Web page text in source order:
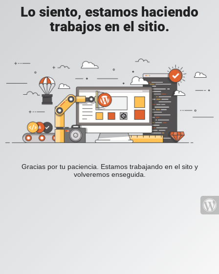
Lo siento, estamos haciendo
trabajos en el sitio.
Gracias por tu paciencia. Estamos trabajando en el sito y
volveremos enseguida.